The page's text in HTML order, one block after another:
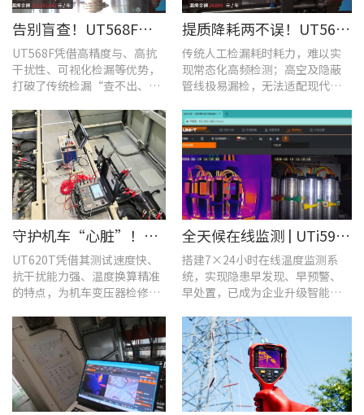
告别盲查！UT568F红外声成像仪，让汽车智造车间气体泄漏检测更智能高效
UT568F凭借高精度与、高抗
干扰性、可视化检漏等优势，
打破了传统检漏“查不出、查
提质降耗两不误！UT568F红外声成像仪破解酿酒车间检漏难题
传统人工检漏耗时耗力，难以实
现常态化高频检测；高空及隐蔽
管线极易漏检，无法适配现代化
守护机车“心脏”！优利德UT620T助力HXD3C主变压器高效检修
UT620T凭借其测试速度快、
抗干扰能力强、温度换算精准
的特点，为机车变压器检修带
全天候在线监测 | UTi591B在线式红外热成像仪助力配电运维智能化转型
搭建7×24小时在线温度监测系
统，实现隐患早发现、早预警、
早处置，已成为企业升级智能运